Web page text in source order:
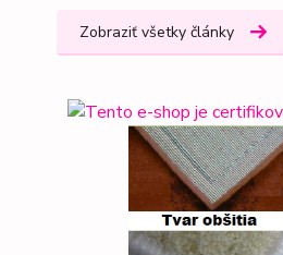
Zobraziť všetky články